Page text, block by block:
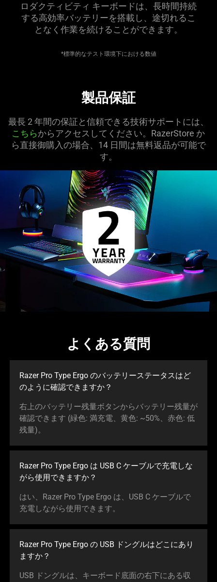
ロダクティビティ キーボードは、長時間持続
する高効率バッテリーを搭載し、途切れるこ
となく作業を続けることができ ます。
*標準的なテスト環境下における数値
製品保証
最長 2 年間の保証と信頼できる技術サポートには、
こちらからアクセスしてください。RazerStore か
ら直接御購入の場合、14 日間は無料返品が可能で
す。
よくある質問
Razer Pro Type Ergo のバッテリーステータスはど
のように確認できま すか ？
右上のバッテリー残量ボタンからバッテリー残量が
確認できます (緑色: 満充電、黄色: ~50%、赤色: 低
残量)。
Razer Pro Type Ergo は USB C ケーブルで充電しな
がら使用できま すか ？
はい、Razer Pro Type Ergo は、USB C ケーブルで
充電しながら使用でき ます。
Razer Pro Type Ergo の USB ドングルはどこにあり
ま すか ？
USB ドングルは、キーボード底面の右下にある収